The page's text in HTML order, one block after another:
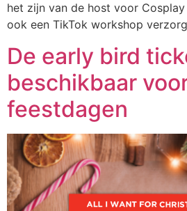
het zijn van de host voor
ook een TikTok workshop
De early bird
beschikbaar
feestdagen